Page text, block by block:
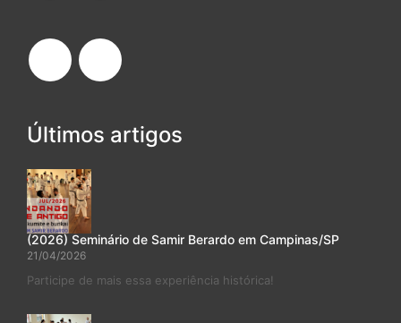
Últimos artigos
(2026) Seminário de Samir Berardo em Campinas/SP
21/04/2026
Participe de mais essa experiência histórica!